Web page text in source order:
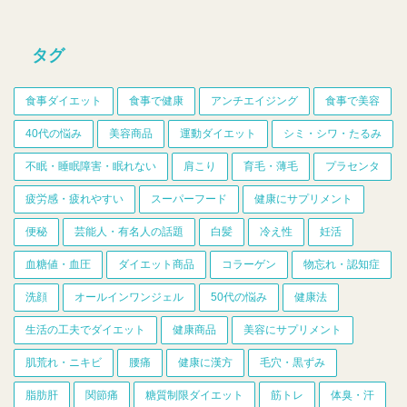
タグ
食事ダイエット 食事で健康 アンチエイジング 食事で美容
40代の悩み 美容商品 運動ダイエット シミ・シワ・たるみ
不眠・睡眠障害・眠れない 肩こり 育毛・薄毛 プラセンタ
疲労感・疲れやすい スーパーフード 健康にサプリメント
便秘 芸能人・有名人の話題 白髪 冷え性 妊活
血糖値・血圧 ダイエット商品 コラーゲン 物忘れ・認知症
洗顔 オールインワンジェル 50代の悩み 健康法
生活の工夫でダイエット 健康商品 美容にサプリメント
肌荒れ・ニキビ 腰痛 健康に漢方 毛穴・黒ずみ
脂肪肝 関節痛 糖質制限ダイエット 筋トレ 体臭・汗